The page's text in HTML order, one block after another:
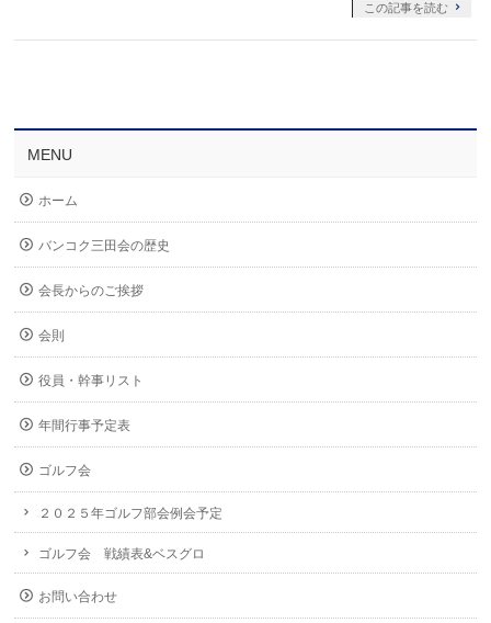
この記事を読む
MENU
ホーム
バンコク三田会の歴史
会長からのご挨拶
会則
役員・幹事リスト
年間行事予定表
ゴルフ会
２０２５年ゴルフ部会例会予定
ゴルフ会 戦績表&ベスグロ
お問い合わせ